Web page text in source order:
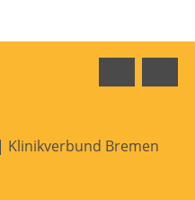
Klinikverbund Bremen